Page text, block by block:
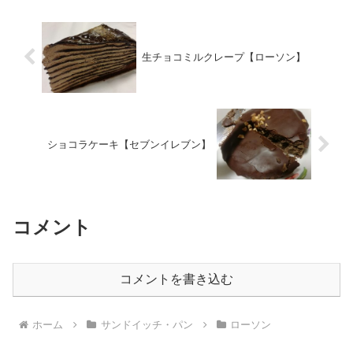
生チョコミルクレープ【ローソン】
ショコラケーキ【セブンイレブン】
コメント
コメントを書き込む
ホーム サンドイッチ・パン ローソン